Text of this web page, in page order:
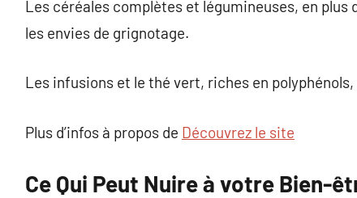
Les céréales complètes et légumineuses, en plus
les envies de grignotage.
Les infusions et le thé vert, riches en
Plus d’infos à propos de Découvrez le site
Ce Qui Peut Nuire à votre Bien-